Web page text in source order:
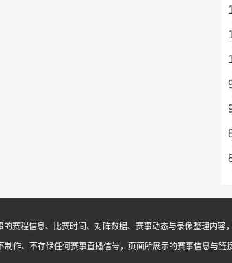
赛程信息、比赛时间、对阵数据、赛事动态与录像整理内容
制作、不存储任何赛事直播信号，页面所展示的赛事信息与链